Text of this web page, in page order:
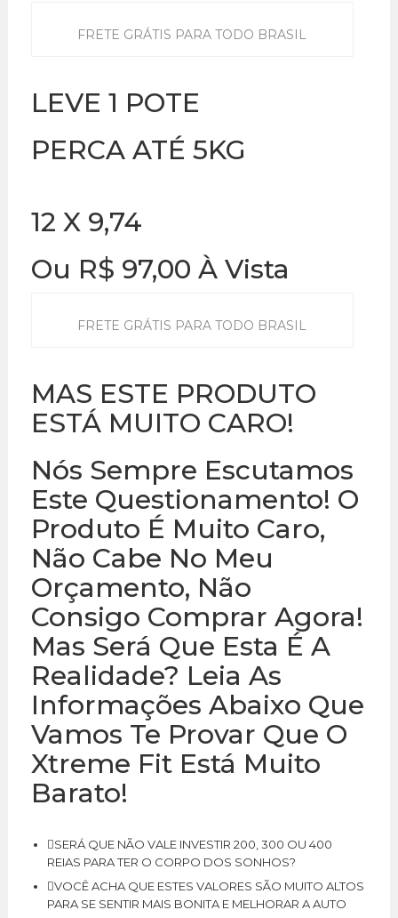
FRETE GRÁTIS PARA TODO BRASIL
LEVE 1 POTE
PERCA ATÉ 5KG
12 X 9,74
Ou R$ 97,00 À Vista
FRETE GRÁTIS PARA TODO BRASIL
MAS ESTE PRODUTO
ESTÁ MUITO CARO!
Nós Sempre Escutamos
Este Questionamento! O
Produto É Muito Caro,
Não Cabe No Meu
Orçamento, Não
Consigo Comprar Agora!
Mas Será Que Esta É A
Realidade? Leia As
Informações Abaixo Que
Vamos Te Provar Que O
Xtreme Fit Está Muito
Barato!
SERÁ QUE NÃO VALE INVESTIR 200, 300 OU 400
REIAS PARA TER O CORPO DOS SONHOS?
VOCÊ ACHA QUE ESTES VALORES SÃO MUITO ALTOS
PARA SE SENTIR MAIS BONITA E MELHORAR A AUTO